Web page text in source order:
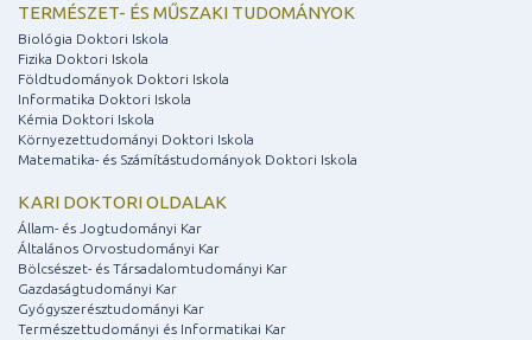
TERMÉSZET- ÉS MŰSZAKI TUDOMÁNYOK
Biológia Doktori Iskola
Fizika Doktori Iskola
Földtudományok Doktori Iskola
Informatika Doktori Iskola
Kémia Doktori Iskola
Környezettudományi Doktori Iskola
Matematika- és Számítástudományok Doktori Iskola
KARI DOKTORI OLDALAK
Állam- és Jogtudományi Kar
Általános Orvostudományi Kar
Bölcsészet- és Társadalomtudományi Kar
Gazdaságtudományi Kar
Gyógyszerésztudományi Kar
Természettudományi és Informatikai Kar